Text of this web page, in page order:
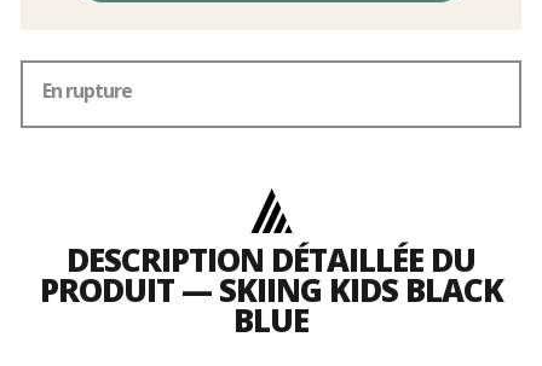
En rupture
DESCRIPTION DÉTAILLÉE DU
PRODUIT — SKIING KIDS BLACK
BLUE